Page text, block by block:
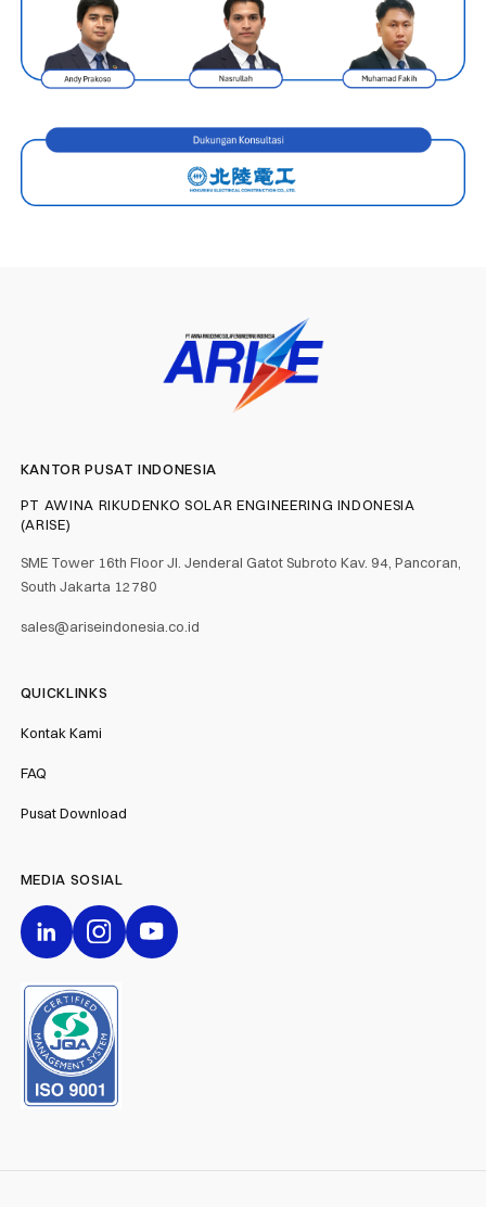
KANTOR PUSAT INDONESIA
PT AWINA RIKUDENKO SOLAR ENGINEERING INDONESIA
(ARISE)
SME Tower 16th Floor Jl. Jenderal Gatot Subroto Kav. 94, Pancoran,
South Jakarta 12780
sales@ariseindonesia.co.id
QUICKLINKS
Kontak Kami
FAQ
Pusat Download
MEDIA SOSIAL